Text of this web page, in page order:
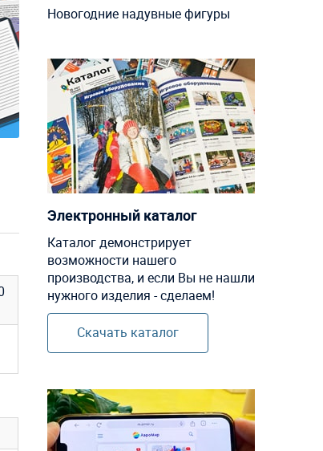
Новогодние надувные фигуры
Электронный каталог
Каталог демонстрирует
возможности нашего
производства, и если Вы не нашли
нужного изделия - сделаем!
Скачать каталог